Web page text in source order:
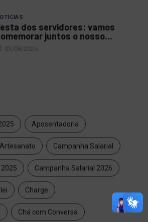
dos servidores: vamos
juntos o nosso...
03/08/2026
Aposentadoria
Artesanato Campanha Salarial
Campanha Salarial 2026
Charge
Chá com Conversa